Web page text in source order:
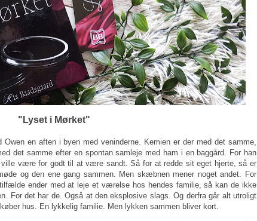
"Lyset i Mørket"
en aften i byen med veninderne. Kemien er der med det samme,
det samme efter en spontan samleje med ham i en baggård. For han
være for godt til at være sandt. Så for at redde sit eget hjerte, så er
og den ene gang sammen. Men skæbnen mener noget andet. For
ender med at leje et værelse hos hendes familie, så kan de ikke
For det har de. Også at den eksplosive slags. Og derfra går alt utroligt
hus. En lykkelig familie. Men lykken sammen bliver kort.